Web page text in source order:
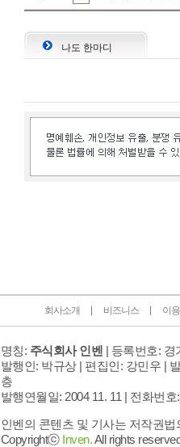
나도 한마디
회사소개 비즈니스 이
명칭: 주식회사 인벤 | 등록번호: 경
발행인: 박규상 | 편집인: 강민우 |
층
발행연월일: 2004 11. 11 | 전화번호
인벤의 콘텐츠 및 기사는 저작권
Copyrightⓒ Inven.All rights